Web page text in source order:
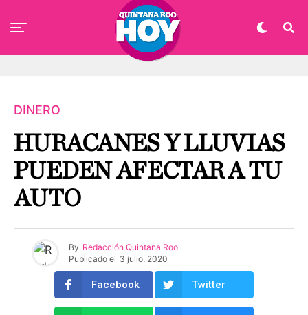
DINERO
HURACANES Y LLUVIAS
PUEDEN AFECTAR A TU
AUTO
By Redacción Quintana Roo
Publicado el 3 julio, 2020
Facebook Twitter